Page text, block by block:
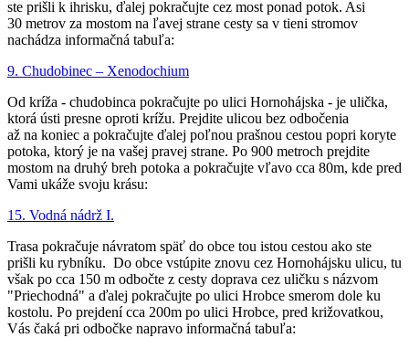
ste prišli k ihrisku, ďalej pokračujte cez most ponad potok. Asi
30 metrov za mostom na ľavej strane cesty sa v tieni stromov
nachádza informačná tabuľa:
9. Chudobinec – Xenodochium
Od kríža - chudobinca pokračujte po ulici Hornohájska - je ulička,
ktorá ústi presne oproti krížu. Prejdite ulicou bez odbočenia
až na koniec a pokračujte ďalej poľnou prašnou cestou popri koryte
potoka, ktorý je na vašej pravej strane. Po 900 metroch prejdite
mostom na druhý breh potoka a pokračujte vľavo cca 80m, kde pred
Vami ukáže svoju krásu:
15. Vodná nádrž I.
Trasa pokračuje návratom späť do obce tou istou cestou ako ste
prišli ku rybníku. Do obce vstúpite znovu cez Hornohájsku ulicu, tu
však po cca 150 m odbočte z cesty doprava cez uličku s názvom
"Priechodná" a ďalej pokračujte po ulici Hrobce smerom dole ku
kostolu. Po prejdení cca 200m po ulici Hrobce, pred križovatkou,
Vás čaká pri odbočke napravo informačná tabuľa: